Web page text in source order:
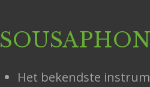
Het bekendste